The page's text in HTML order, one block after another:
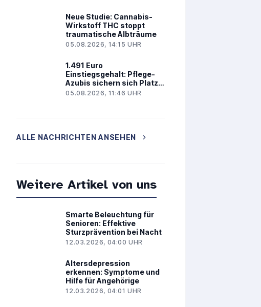
Neue Studie: Cannabis-
Wirkstoff THC stoppt
traumatische Albträume
05.08.2026, 14:15 UHR
1.491 Euro
Einstiegsgehalt: Pflege-
Azubis sichern sich Platz 1
im Ranking
05.08.2026, 11:46 UHR
ALLE NACHRICHTEN ANSEHEN
Weitere Artikel von uns
Smarte Beleuchtung für
Senioren: Effektive
Sturzprävention bei Nacht
12.03.2026, 04:00 UHR
Altersdepression
erkennen: Symptome und
Hilfe für Angehörige
12.03.2026, 04:01 UHR